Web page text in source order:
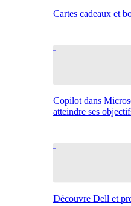
Cartes cadeaux et
Copilot dans
atteindre ses
Découvre Dell et